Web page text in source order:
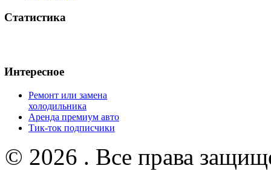
Статистика
Интересное
Ремонт или замена
холодильника
Аренда премиум авто
Тик-ток подписчики
© 2026 . Все права